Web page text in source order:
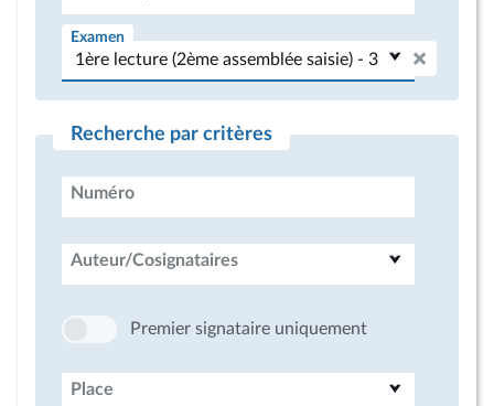
Examen
Recherche par critères
Numéro
Auteur/Cosignataires
Premier signataire uniquement
Place